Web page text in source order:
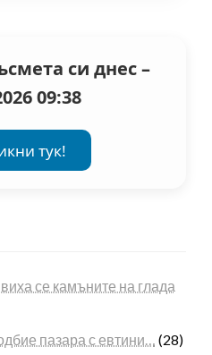
си днес –
09:38
тук!
се камъните на глада
пазара с евтини…
(28)